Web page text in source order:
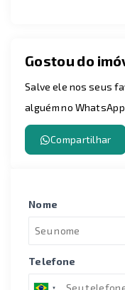
Gostou do
Salve ele nos seus
alguém no
Compartilhar
Nome
Telefone